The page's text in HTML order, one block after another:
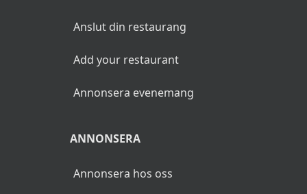
Anslut din restaurang
Add your restaurant
Annonsera evenemang
ANNONSERA
Annonsera hos oss